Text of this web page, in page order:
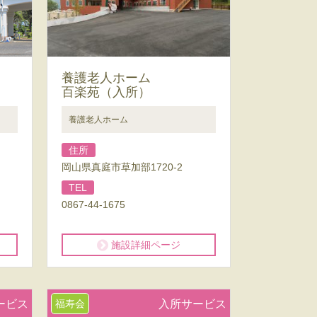
養護老人ホーム
百楽苑（入所）
養護老人ホーム
住所
岡山県真庭市草加部1720-2
TEL
0867-44-1675
施設詳細ページ
ビス 福寿会 入所サービス